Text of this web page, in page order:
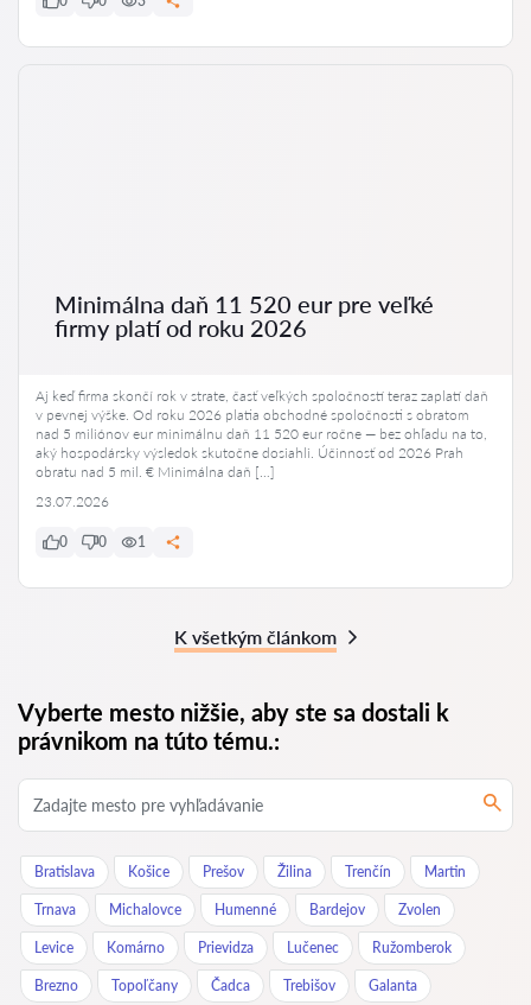
Minimálna daň 11 520 eur pre veľké
firmy platí od roku 2026
Aj keď firma skončí rok v strate, časť veľkých spoločností teraz zaplatí daň
v pevnej výške. Od roku 2026 platia obchodné spoločnosti s obratom
nad 5 miliónov eur minimálnu daň 11 520 eur ročne — bez ohľadu na to,
aký hospodársky výsledok skutočne dosiahli. Účinnosť od 2026 Prah
obratu nad 5 mil. € Minimálna daň […]
23.07.2026
0 0 1
K všetkým článkom
Vyberte mesto nižšie, aby ste sa dostali k
právnikom na túto tému.:
Bratislava Košice Prešov Žilina Trenčín Martin
Trnava Michalovce Humenné Bardejov Zvolen
Levice Komárno Prievidza Lučenec Ružomberok
Brezno Topoľčany Čadca Trebišov Galanta